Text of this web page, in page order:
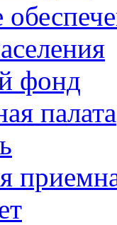
фонд
палата